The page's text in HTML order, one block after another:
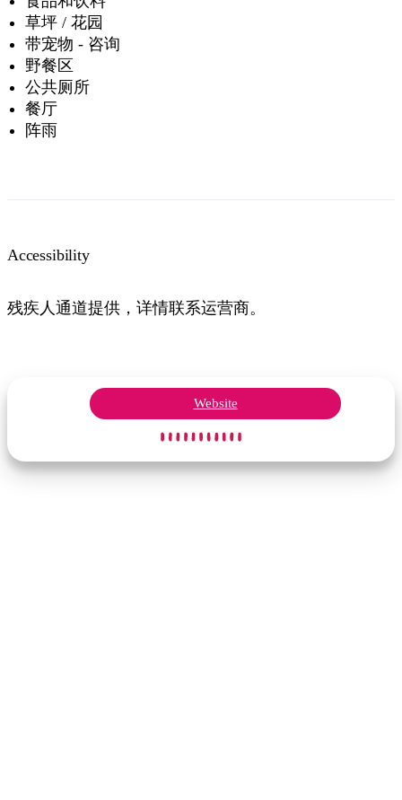
草坪 / 花园
带宠物 - 咨询
野餐区
公共厕所
餐厅
阵雨
Accessibility
残疾人通道提供，详情联系运营商。
Website